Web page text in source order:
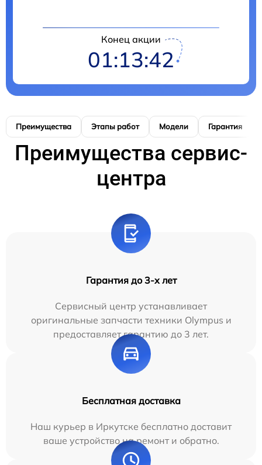
Конец акции
01:13:41
Преимущества Этапы работ Модели Гарантия
Преимущества сервис-
центра
Гарантия до 3-х лет
Сервисный центр устанавливает
оригинальные запчасти техники Olympus и
предоставляет гарантию до 3 лет.
Бесплатная доставка
Наш курьер в Иркутске бесплатно доставит
ваше устройство на ремонт и обратно.